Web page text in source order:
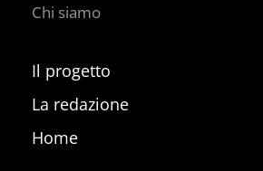
Chi siamo
Il progetto
La redazione
Home